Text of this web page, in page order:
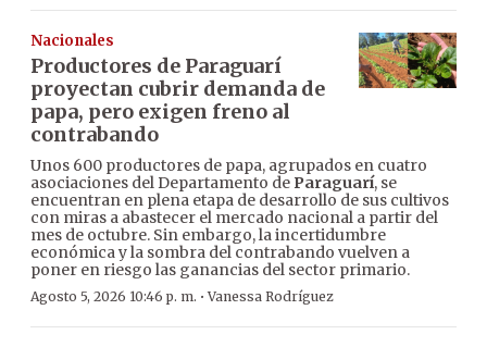
Nacionales
Productores de Paraguarí
proyectan cubrir demanda de
papa, pero exigen freno al
contrabando
Unos 600 productores de papa, agrupados en cuatro
asociaciones del Departamento de Paraguarí, se
encuentran en plena etapa de desarrollo de sus cultivos
con miras a abastecer el mercado nacional a partir del
mes de octubre. Sin embargo, la incertidumbre
económica y la sombra del contrabando vuelven a
poner en riesgo las ganancias del sector primario.
Agosto 5, 2026 10:46 p. m. ·Vanessa Rodríguez